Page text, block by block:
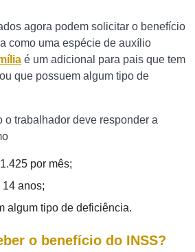
agora podem solicitar o benefício
como uma espécie de auxílio
é um adicional para pais que tem
que possuem algum tipo de
o trabalhador deve responder a
por mês;
14 anos;
algum tipo de deficiência.
o benefício do INSS?